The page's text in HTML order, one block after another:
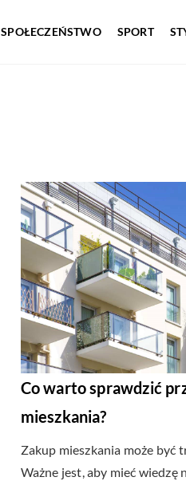
SPOŁECZEŃSTWO SPORT
Co warto sprawdzić
mieszkania?
Zakup mieszkania może być
Ważne jest, aby mieć